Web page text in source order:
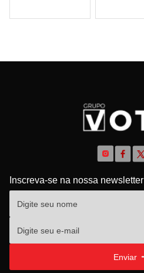
Inscreva-se na nossa newsletter
Enviar